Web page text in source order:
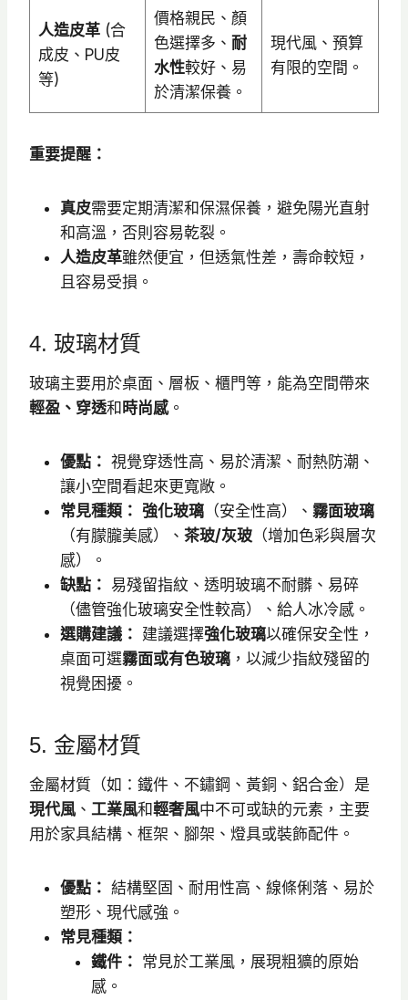
人造皮革(合
成皮、PU皮
等)
價格親民、顏
色選擇多、 耐
水性較好、易
於清潔保養。
現代風、預算
有限的空間。
重要提醒：
真皮需要定期清潔和保濕保養，避免陽光直射
和高溫，否則容易乾裂。
人造皮革雖然便宜，但透氣性差，壽命較短，
且容易受損。
4. 玻璃材質
玻璃主要用於桌面、層板、櫃門等，能為空間帶來
輕盈、穿透和時尚感。
優點： 視覺穿透性高、易於清潔、耐熱防潮、
讓小空間看起來更寬敞。
常見種類： 強化玻璃 （安全性高）、 霧面玻璃
（有朦朧美感）、 茶玻/灰玻 （增加色彩與層次
感）。
缺點： 易殘留指紋、透明玻璃不耐髒、易碎
（儘管強化玻璃安全性較高）、給人冰冷感。
選購建議： 建議選擇強化玻璃以確保安全性，
桌面可選霧面或有色玻璃 ，以減少指紋殘留的
視覺困擾。
5. 金屬材質
金屬材質（如：鐵件、不鏽鋼、黃銅、鋁合金）是
現代風 、 工業風和輕奢風中不可或缺的元素，主要
用於家具結構、框架、腳架、燈具或裝飾配件。
優點： 結構堅固、耐用性高、線條俐落、易於
塑形、現代感強。
常見種類：
鐵件： 常見於工業風，展現粗獷的原始
感。